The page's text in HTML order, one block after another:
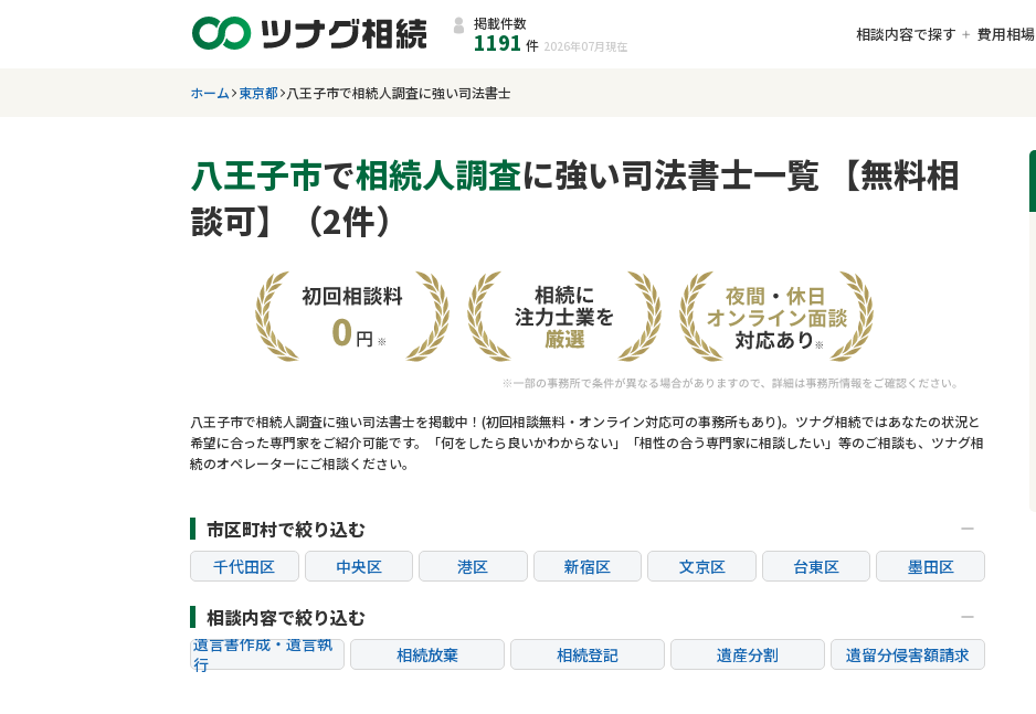
掲載件数
1191 件 2026年07月 現在
相談内容で探す 費用相場
ホーム 東京都 八王子市で相続人調査に強い司法書士
八王子市で相続人調査に強い司法書士一覧 【無料相
談可】（2件）
八王子市で相続人調査に強い司法書士を掲載中！(初回相談無料・オンライン対応可の事務所もあり)。ツナグ相続ではあなたの状況と
希望に合った専門家をご紹介可能です。「何をしたら良いかわからない」「相性の合う専門家に相談したい」等のご相談も、ツナグ相
続のオペレーターにご相談ください。
市区町村で絞り込む
千代田区 中央区 港区 新宿区 文京区 台東区
墨田区
杉並区
豊島区 北区 荒川区 板橋区 練馬区
足立区
葛飾区
江戸川区 八王子市 立川市 三鷹市 府中市
調布市
相談内容で絞り込む
遺言書作成・遺言執
行
相続放棄 相続登記 遺産分割
遺留分侵害額請求